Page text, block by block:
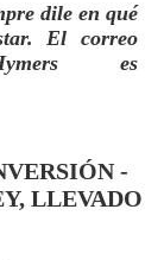
dile en qué
El correo
es
-
LLEVADO